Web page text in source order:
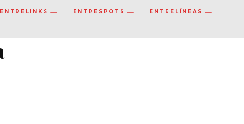
ENTRELINKS ENTRESPOTS ENTRELÍNEAS